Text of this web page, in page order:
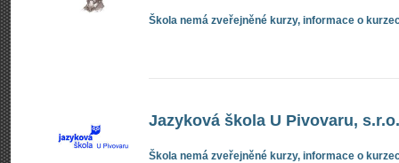
Škola nemá zveřejněné kurzy, informace o
Jazyková škola U Pivovaru, s.r.o.
Škola nemá zveřejněné kurzy, informace o